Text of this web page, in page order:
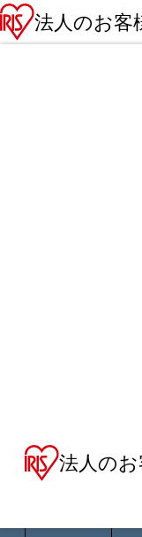
法人のお客
法人のお